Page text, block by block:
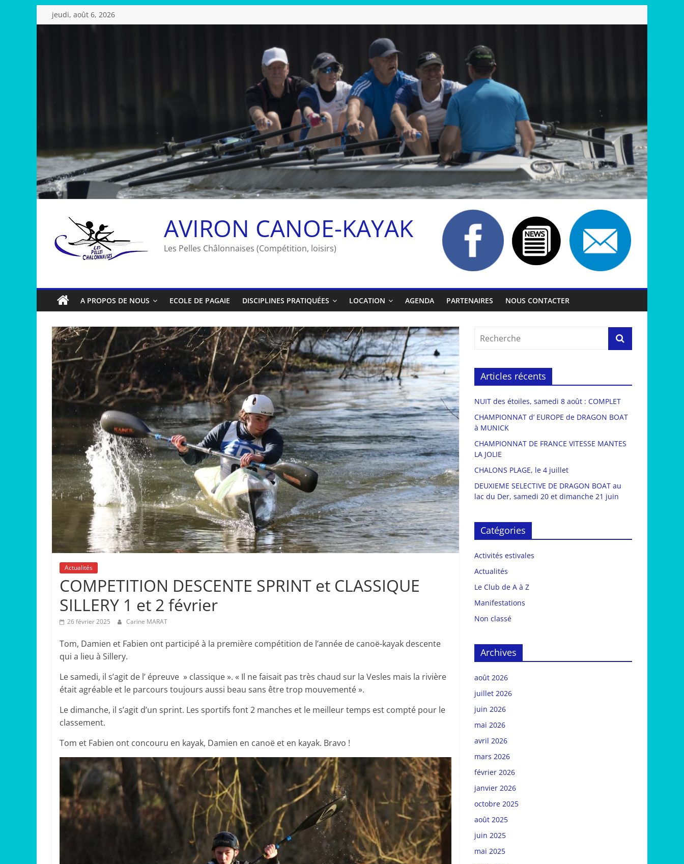
Passer
au
jeudi, août 6, 2026
AVIRON CANOE-KAYAK
Les Pelles Châlonnaises (Compétition, loisirs)
A PROPOS DE NOUS ECOLE DE PAGAIE DISCIPLINES PRATIQUÉES LOCATION AGENDA PARTENAIRES NOUS CONTACTER
Actualités
COMPETITION DESCENTE SPRINT et CLASSIQUE
SILLERY 1 et 2 février
26 février 2025 Carine MARAT
Tom, Damien et Fabien ont participé à la première compétition de l’année de canoë-kayak descente
qui a lieu à Sillery.
Le samedi, il s’agit de l’ épreuve » classique ». « Il ne faisait pas très chaud sur la Vesles mais la rivière
était agréable et le parcours toujours aussi beau sans être trop mouvementé ».
Le dimanche, il s’agit d’un sprint. Les sportifs font 2 manches et le meilleur temps est compté pour le
classement.
Tom et Fabien ont concouru en kayak, Damien en canoë et en kayak. Bravo !
Articles récents
NUIT des étoiles, samedi 8 août : COMPLET
CHAMPIONNAT d’ EUROPE de DRAGON BOAT
à MUNICK
CHAMPIONNAT DE FRANCE VITESSE MANTES
LA JOLIE
CHALONS PLAGE, le 4 juillet
DEUXIEME SELECTIVE DE DRAGON BOAT au
lac du Der, samedi 20 et dimanche 21 juin
Catégories
Activités estivales
Actualités
Le Club de A à Z
Manifestations
Non classé
Archives
août 2026
juillet 2026
juin 2026
mai 2026
avril 2026
mars 2026
février 2026
janvier 2026
octobre 2025
août 2025
juin 2025
mai 2025